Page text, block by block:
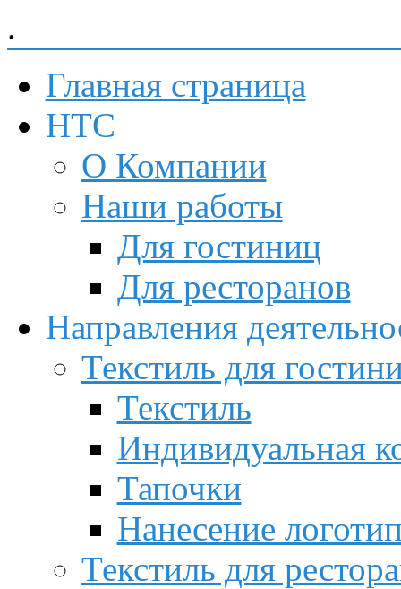
.
Главная страница
НТС
О Компании
Наши работы
Для гостиниц
Для ресторанов
Направления
Текстиль для
Текстиль
Индивидуальная
Тапочки
Нанесение
Текстиль для